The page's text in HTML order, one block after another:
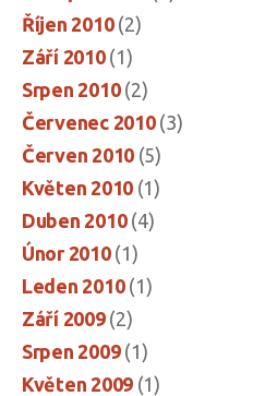
Říjen 2010(2)
Září 2010(1)
Srpen 2010(2)
Červenec 2010(3)
Červen 2010 (5)
Květen 2010 (1)
Duben 2010(4)
Únor 2010(1)
Leden 2010(1)
Září 2009(2)
Srpen 2009(1)
Květen 2009 (1)